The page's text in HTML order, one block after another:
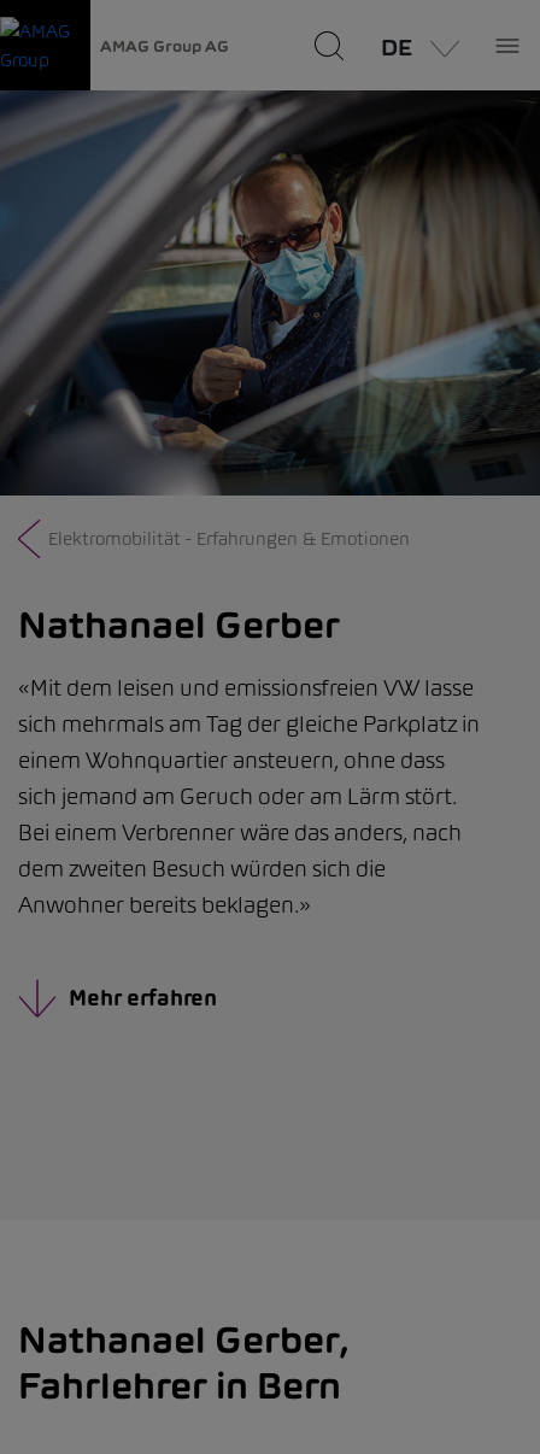
AMAG Group AG DE
Elektromobilität - Erfahrungen & Emotionen
Nathanael Gerber
«Mit dem leisen und emissionsfreien VW lasse
sich mehrmals am Tag der gleiche Parkplatz in
einem Wohnquartier ansteuern, ohne dass
sich jemand am Geruch oder am Lärm stört.
Bei einem Verbrenner wäre das anders, nach
dem zweiten Besuch würden sich die
Anwohner bereits beklagen.»
Mehr erfahren
Nathanael Gerber,
Fahrlehrer in Bern